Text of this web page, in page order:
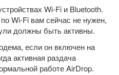
Wi-Fi и Bluetooth.
Wi-Fi вам сейчас не нужен,
должны быть активны.
если он включен на
активная раздача
работе AirDrop.